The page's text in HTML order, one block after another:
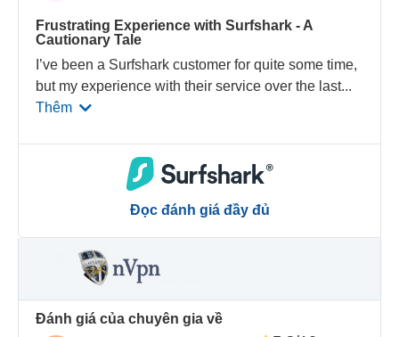
Frustrating Experience with Surfshark - A
Cautionary Tale
I’ve been a Surfshark customer for quite some time,
but my experience with their service over the last...
Thêm
Đọc đánh giá đầy đủ
Đánh giá của chuyên gia về